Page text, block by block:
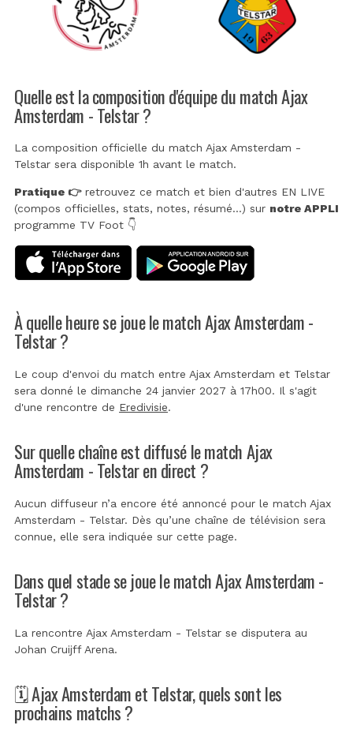
Quelle est la composition d'équipe du match Ajax
Amsterdam - Telstar ?
La composition officielle du match Ajax Amsterdam -
Telstar sera disponible 1h avant le match.
Pratique 👉retrouvez ce match et bien d'autres EN LIVE
(compos officielles, stats, notes, résumé...) sur notre APPLI
programme TV Foot 👇
À quelle heure se joue le match Ajax Amsterdam -
Telstar ?
Le coup d'envoi du match entre Ajax Amsterdam et Telstar
sera donné le dimanche 24 janvier 2027 à 17h00. Il s'agit
d'une rencontre de Eredivisie.
Sur quelle chaîne est diffusé le match Ajax
Amsterdam - Telstar en direct ?
Aucun diffuseur n’a encore été annoncé pour le match Ajax
Amsterdam - Telstar. Dès qu’une chaîne de télévision sera
connue, elle sera indiquée sur cette page.
Dans quel stade se joue le match Ajax Amsterdam -
Telstar ?
La rencontre Ajax Amsterdam - Telstar se disputera au
Johan Cruijff Arena.
🗓️ Ajax Amsterdam et Telstar, quels sont les
prochains matchs ?